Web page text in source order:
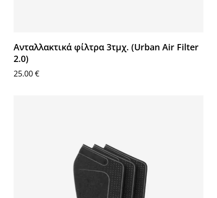
Ανταλλακτικά φίλτρα 3τμχ. (Urban Air Filter
2.0)
25.00€